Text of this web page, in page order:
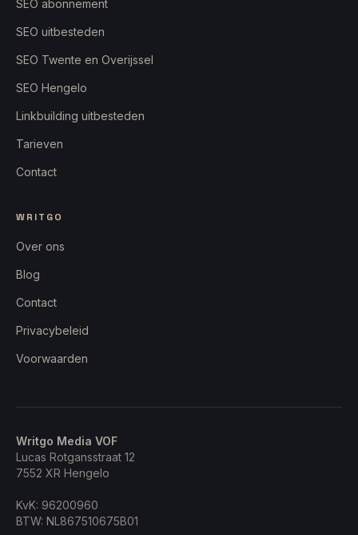
SEO abonnement
SEO uitbesteden
SEO Twente en Overijssel
SEO Hengelo
Linkbuilding uitbesteden
Tarieven
Contact
WRITGO
Over ons
Blog
Contact
Privacybeleid
Voorwaarden
Writgo Media VOF
Lucas Rotgansstraat 12
7552 XR Hengelo
KvK: 96200960
BTW: NL867510675B01